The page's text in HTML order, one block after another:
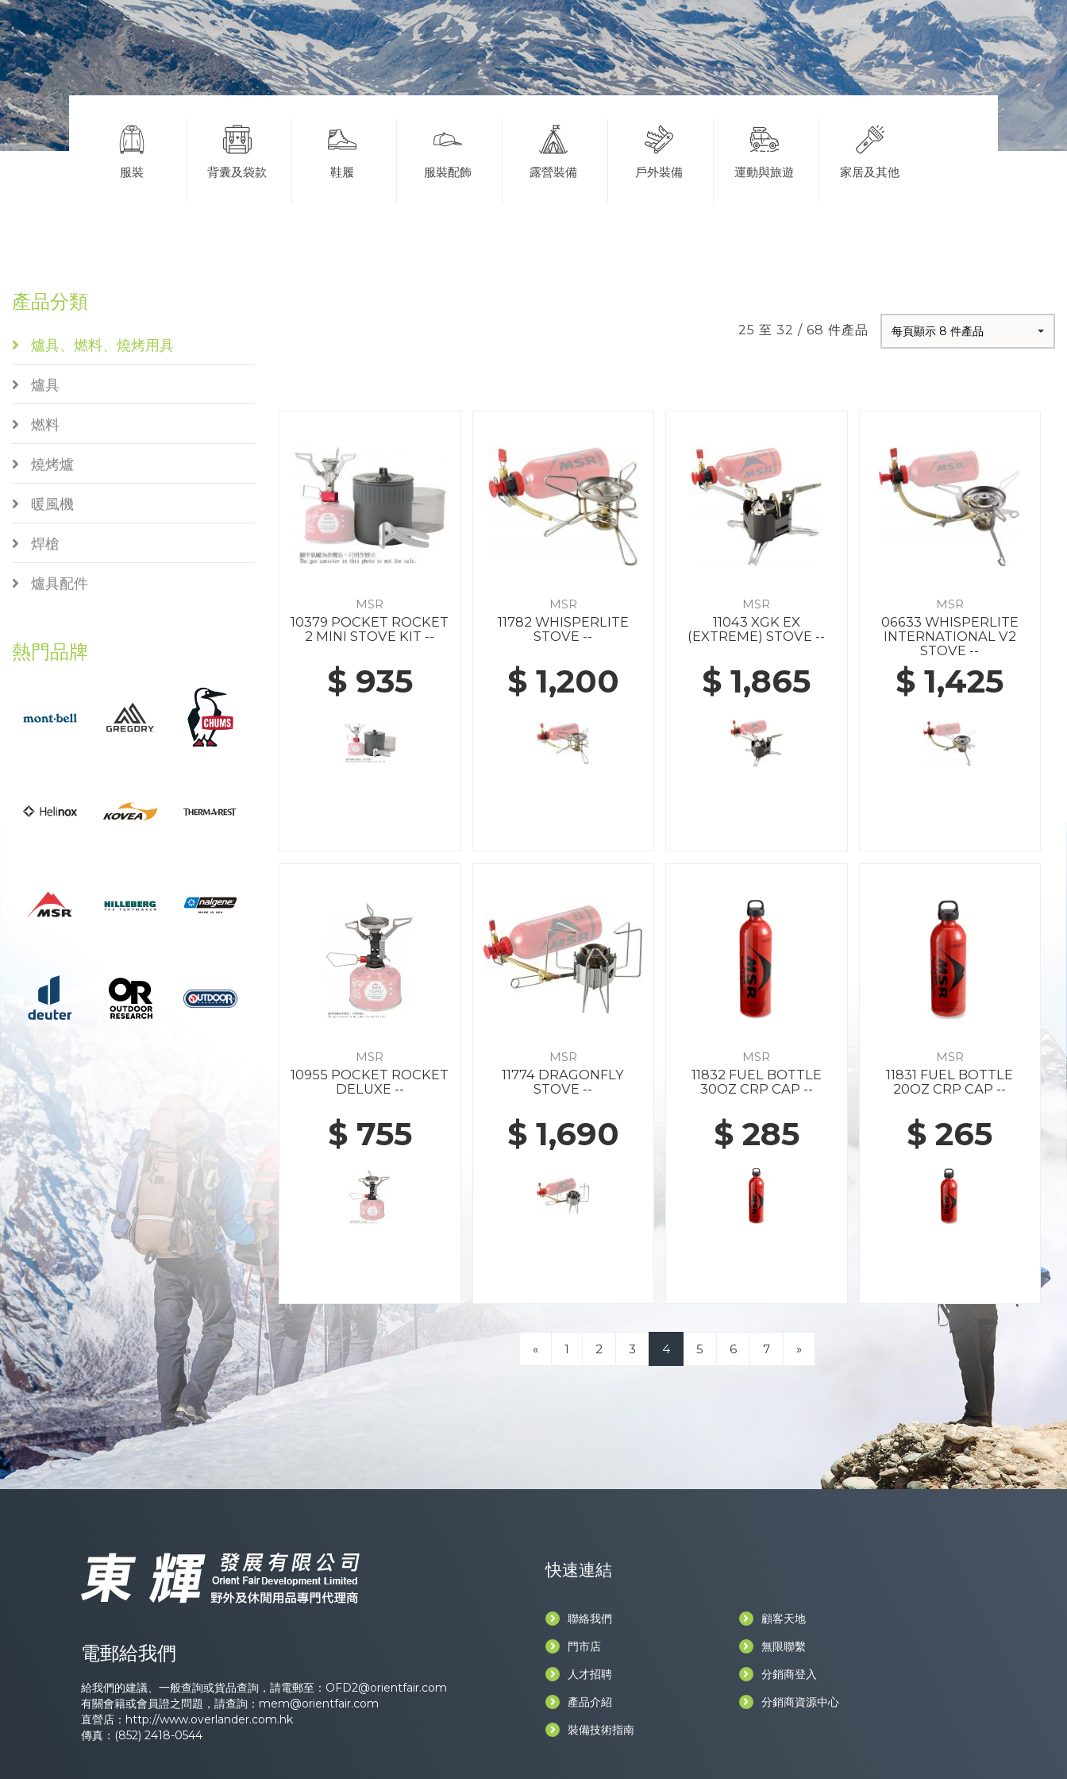
服裝 背囊及袋款 鞋履 服裝配飾 露營裝備 戶外裝備 運動與旅遊 家居及其他
25 至 32 / 68 件產品 每頁顯示 8 件產品
MSR
10379 POCKET ROCKET
2 MINI STOVE KIT --
$ 935
MSR
11782 WHISPERLITE
STOVE --
$ 1,200
MSR
11043 XGK EX
(EXTREME) STOVE --
$ 1,865
MSR
06633 WHISPERLITE
INTERNATIONAL V2
STOVE --
$ 1,425
MSR
10955 POCKET ROCKET
DELUXE --
$ 755
MSR
11774 DRAGONFLY
STOVE --
$ 1,690
MSR
11832 FUEL BOTTLE
30OZ CRP CAP --
$ 285
MSR
11831 FUEL BOTTLE
20OZ CRP CAP --
$ 265
« 1 2 3 4 5 6 7 »
產品分類
爐具、燃料、燒烤用具
爐具
燃料
燒烤爐
暖風機
焊槍
爐具配件
熱門品牌
電郵給我們
給我們的建議、一般查詢或貨品查詢，請電郵至： OFD2@orientfair.com
有關會籍或會員證之問題，請查詢： mem@orientfair.com
直營店： http://www.overlander.com.hk
傳真：(852) 2418-0544
快速連結
聯絡我們
門市店
人才招聘
產品介紹
裝備技術指南
顧客天地
無限聯繫
分銷商登入
分銷商資源中心